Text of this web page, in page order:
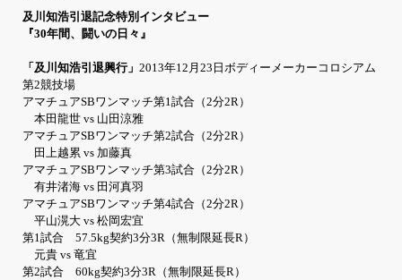
及川知浩引退記念特別インタビュー
『30年間、闘いの日々』
「及川知浩引退興行」 2013年12月23日ボディーメーカーコロシアム
第2競技場
アマチュアSBワンマッチ第1試合（2分2R）
本田龍世 vs 山田涼雅
アマチュアSBワンマッチ第2試合（2分2R）
田上越累 vs 加藤真
アマチュアSBワンマッチ第3試合（2分2R）
有井渚海 vs 田河真羽
アマチュアSBワンマッチ第4試合（2分2R）
平山滉大 vs 松岡宏宜
第1試合 57.5kg契約3分3R（無制限延長R）
元貴 vs 竜宜
第2試合 60kg契約3分3R（無制限延長R）